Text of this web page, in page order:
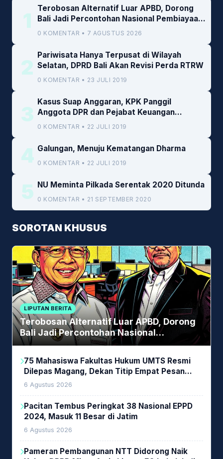
1
Terobosan Alternatif Luar APBD, Dorong
Bali Jadi Percontohan Nasional Pembiayaan
Daerah
0 KOMENTAR • 7 AGUSTUS 2026
2
Pariwisata Hanya Terpusat di Wilayah
Selatan, DPRD Bali Akan Revisi Perda RTRW
0 KOMENTAR • 23 JULI 2019
3
Kasus Suap Anggaran, KPK Panggil
Anggota DPR dan Pejabat Keuangan
Kemenkeu
0 KOMENTAR • 22 JULI 2019
4 Galungan, Menuju Kematangan Dharma
0 KOMENTAR • 22 JULI 2019
5 NU Meminta Pilkada Serentak 2020 Ditunda
0 KOMENTAR • 21 SEPTEMBER 2020
SOROTAN KHUSUS
LIPUTAN BERITA
Terobosan Alternatif Luar APBD, Dorong
Bali Jadi Percontohan Nasional
Pembiayaan Daerah
75 Mahasiswa Fakultas Hukum UMTS Resmi
Dilepas Magang, Dekan Titip Empat Pesan
Penting
6 Agustus 2026
Pacitan Tembus Peringkat 38 Nasional EPPD
2024, Masuk 11 Besar di Jatim
6 Agustus 2026
Pameran Pembangunan NTT Didorong Naik